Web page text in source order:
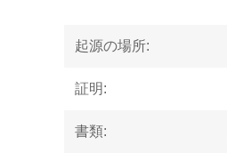
起源の場所:
証明:
書類: